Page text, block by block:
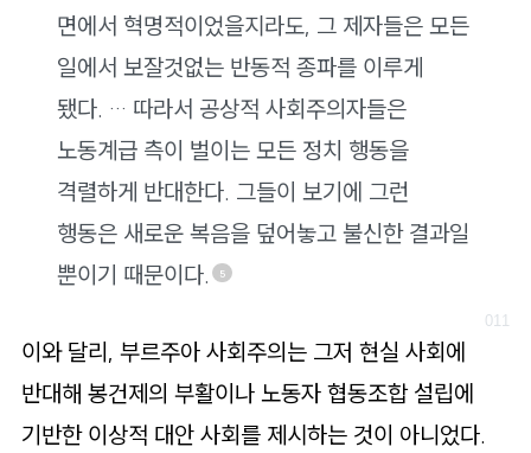
면에서 혁명적이었을지라도, 그 제자들은 모든
일에서 보잘것없는 반동적 종파를 이루게
됐다. … 따라서 공상적 사회주의자들은
노동계급 측이 벌이는 모든 정치 행동을
격렬하게 반대한다. 그들이 보기에 그런
행동은 새로운 복음을 덮어놓고 불신한 결과일
뿐이기 때문이다.
5
이와 달리, 부르주아 사회주의는 그저 현실 사회에
반대해 봉건제의 부활이나 노동자 협동조합 설립에
기반한 이상적 대안 사회를 제시하는 것이 아니었다.